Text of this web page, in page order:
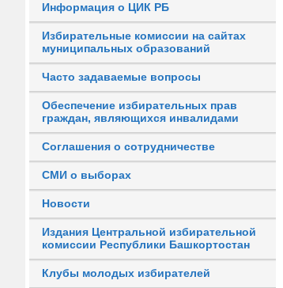
Информация о ЦИК РБ
Избирательные комиссии на сайтах
муниципальных образований
Часто задаваемые вопросы
Обеспечение избирательных прав
граждан, являющихся инвалидами
Соглашения о сотрудничестве
СМИ о выборах
Новости
Издания Центральной избирательной
комиссии Республики Башкортостан
Клубы молодых избирателей